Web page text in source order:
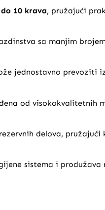
do 10 krava, pružajući
sa manjim
jednostavno prevoziti
od visokokvalitetnih
delova, pružajući
sistema i produžava